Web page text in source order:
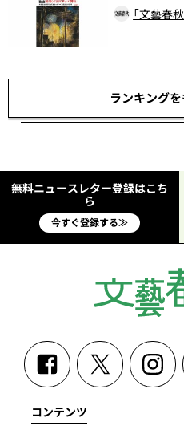
「文藝春
ランキング
無料ニュースレター登録はこち
ら
今すぐ登録する≫
コンテンツ